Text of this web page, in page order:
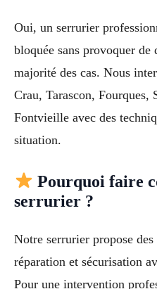
Oui, un serrurier
bloquée sans provoquer de
majorité des cas. Nous
Crau, Tarascon, Fourques,
Fontvieille avec des
situation.
Pourquoi faire
serrurier ?
Notre serrurier propose des
réparation et sécurisation
Pour une intervention